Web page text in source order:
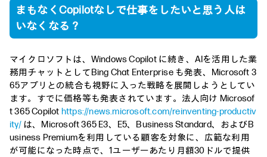
まもなくCopilotなしで仕事をしたいと思う人は
いなくなる？
マイクロソフトは、Windows Copilot に続き、AIを活用した業
務用チャットとしてBing Chat Enterprise も発表、Microsoft 3
65アプリとの統合も視野に入った戦略を展開しようとしてい
ます。すでに価格等も発表されています。法人向け Microsof
t 365 Copilot https://news.microsoft.com/reinventing-productiv
ity/は、Microsoft 365 E3、E5、Business Standard、およびB
usiness Premiumを利用している顧客を対象に、広範な利用
が可能になった時点で、1ユーザーあたり月額30ドルで提供